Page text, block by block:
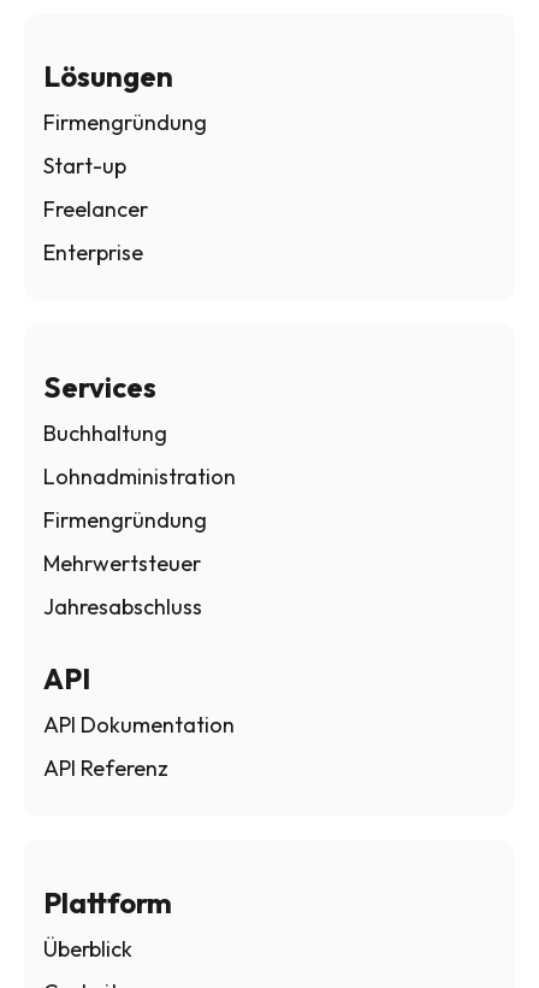
Lösungen
Firmengründung
Start-up
Freelancer
Enterprise
Services
Buchhaltung
Lohnadministration
Firmengründung
Mehrwertsteuer
Jahresabschluss
API
API Dokumentation
API Referenz
Plattform
Überblick